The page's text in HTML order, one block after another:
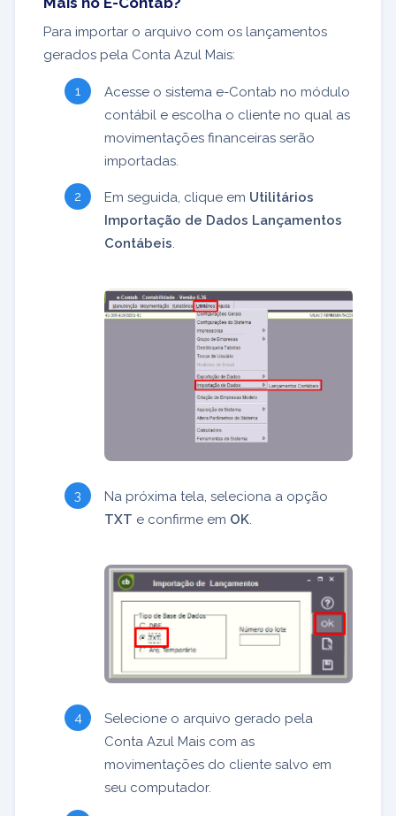
Para importar o arquivo com os lançamentos
gerados pela Conta Azul Mais:
Acesse o sistema e-Contab no módulo
contábil e escolha o cliente no qual as
movimentações financeiras serão
importadas.
Em seguida, clique em Utilitários
Importação de Dados Lançamentos
Contábeis.
Na próxima tela, seleciona a opção
TXT e confirme em OK.
Selecione o arquivo gerado pela
Conta Azul Mais com as
movimentações do cliente salvo em
seu computador.